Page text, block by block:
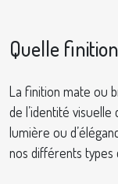
Quelle
La finition mate ou
de l’identité
lumière ou
nos différents types